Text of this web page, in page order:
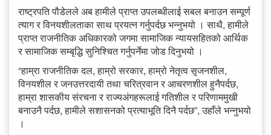
राष्ट्रपति पौडेलले अब हामीले प्राप्त उपलब्धीलाई सबल बनाउन सम्पूर्ण
त्याग र विनयशीलताका साथ प्रयत्न गर्नुपर्दछ भन्नुभयो । साथै, हामीले
प्राप्त राजनीतिक अधिकारको जगमा सामाजिक न्यायसहितको आर्थिक
र सामाजिक सम्बृद्धि सुनिश्चित गर्नुपर्नेमा जोड दिनुभयो ।
“हाम्रा राजनीतिक दल, हाम्रो सरकार, हाम्रो नेतृत्व सृजनशील,
विनयशील र जनउत्तरदायी तथा चरित्रवान र आचरणशील हुनैपर्दछ,
हाम्रा शासकीय संरचना र राज्यअंगहरूलाई गतिशील र परिणाममुखी
बनाउनै पर्दछ, हामीले सशासनको प्रत्याभूति दिनै पर्दछ”, उहाँले भन्नुभयो
।